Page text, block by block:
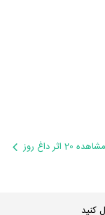
مشاهده 20 اثر داغ روز
کنید